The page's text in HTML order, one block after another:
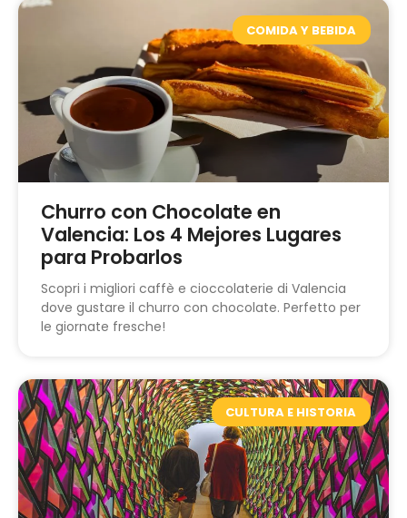
COMIDA Y BEBIDA
Churro con Chocolate en
Valencia: Los 4 Mejores Lugares
para Probarlos
Scopri i migliori caffè e cioccolaterie di Valencia
dove gustare il churro con chocolate. Perfetto per
le giornate fresche!
CULTURA E HISTORIA